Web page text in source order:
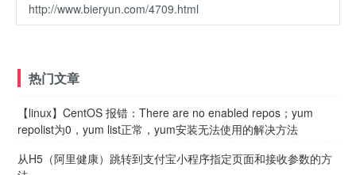
http://www.bieryun.com/4709.html
热门文章
【linux】CentOS 报错：There are no enabled repos；yum
repolist为0，yum list正常，yum安装无法使用的解决方法
从H5（阿里健康）跳转到支付宝小程序指定页面和接收参数的方